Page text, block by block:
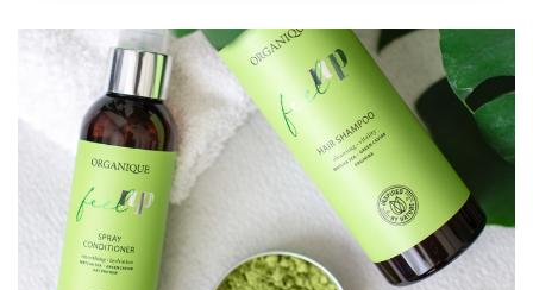
jak korzystać z naszej aplikacji, udostępniania
społecznościowego, dostępnego w aplikacji. Partnerzy
mogą udostępniać te informacje z innych urządzeń
elektrycznych od Ciebie lub uzyskiwanych podczas
korzystania z ich usług.